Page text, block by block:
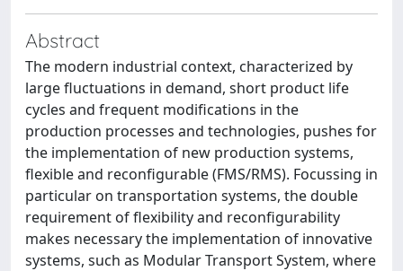
Abstract
The modern industrial context, characterized by
large fluctuations in demand, short product life
cycles and frequent modifications in the
production processes and technologies, pushes for
the implementation of new production systems,
flexible and reconfigurable (FMS/RMS). Focussing in
particular on transportation systems, the double
requirement of flexibility and reconfigurability
makes necessary the implementation of innovative
systems, such as Modular Transport System, where